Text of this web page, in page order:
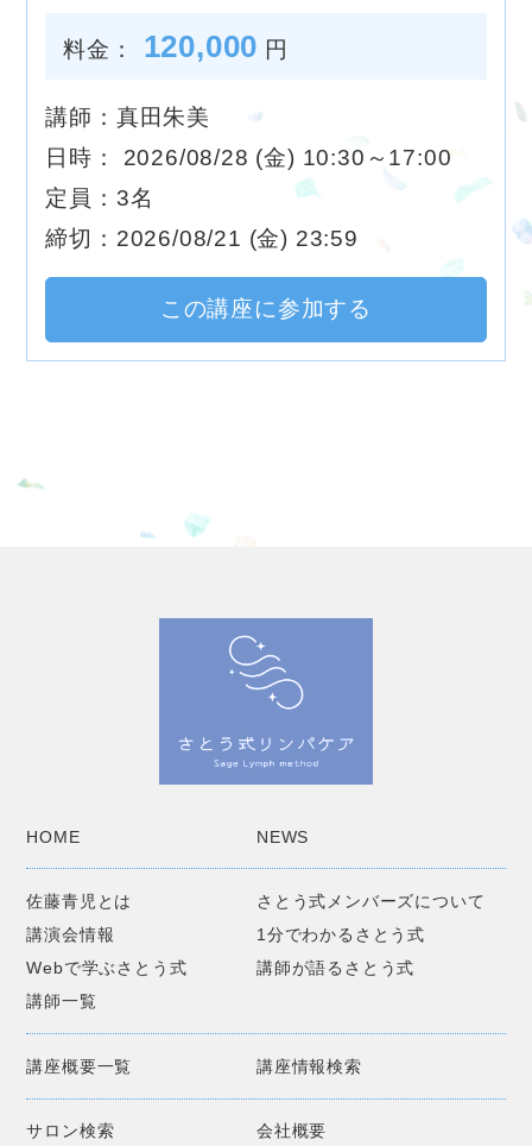
料金： 120,000 円
講師：真田朱美
日時： 2026/08/28 (金) 10:30～17:00
定員：3名
締切：2026/08/21 (金) 23:59
この講座に参加する
HOME NEWS
佐藤青児とは
さとう式メンバーズについて
講演会情報
1分でわかるさとう式
Webで学ぶさとう式
講師が語るさとう式
講師一覧
講座概要一覧 講座情報検索
サロン検索 会社概要